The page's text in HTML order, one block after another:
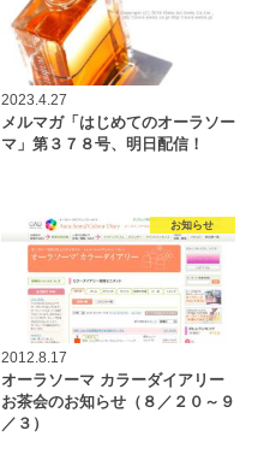
2023.4.27
メルマガ「はじめてのオーラソー
マ」第３７８号、明日配信！
お知らせ
2012.8.17
オーラソーマ カラーダイアリー
お茶会のお知らせ（８／２０～９
／３）